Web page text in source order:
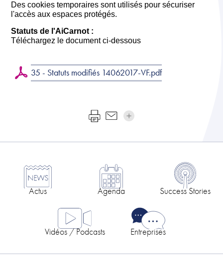
Des cookies temporaires sont utilisés pour sécuriser
l'accès aux espaces protégés.
Statuts de l'AiCarnot :
Téléchargez le document ci-dessous
35 - Statuts modifiés 14062017-VF.pdf
Actus Agenda Success Stories
Vidéos / Podcasts Entreprises